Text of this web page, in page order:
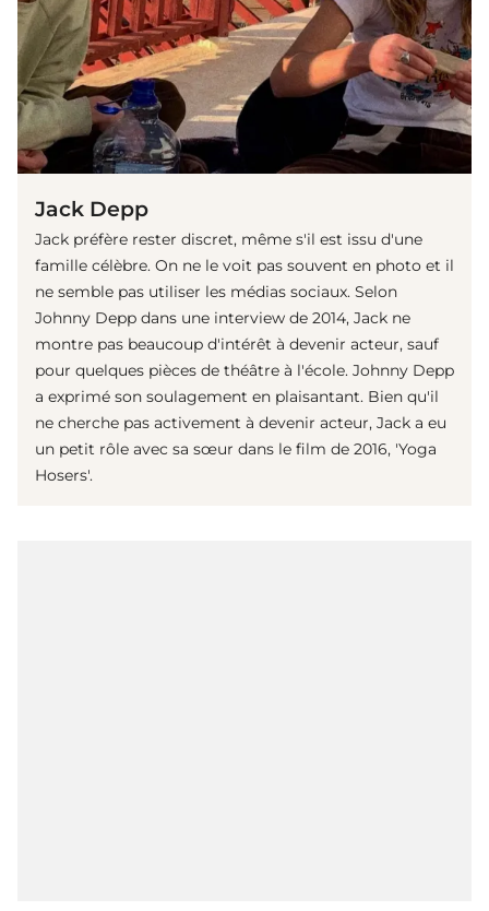
Jack Depp
Jack préfère rester discret, même s'il est issu d'une
famille célèbre. On ne le voit pas souvent en photo et il
ne semble pas utiliser les médias sociaux. Selon
Johnny Depp dans une interview de 2014, Jack ne
montre pas beaucoup d'intérêt à devenir acteur, sauf
pour quelques pièces de théâtre à l'école. Johnny Depp
a exprimé son soulagement en plaisantant. Bien qu'il
ne cherche pas activement à devenir acteur, Jack a eu
un petit rôle avec sa sœur dans le film de 2016, 'Yoga
Hosers'.